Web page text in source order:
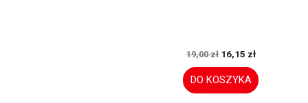
19,00 zł 16,15 zł
DO KOSZYKA